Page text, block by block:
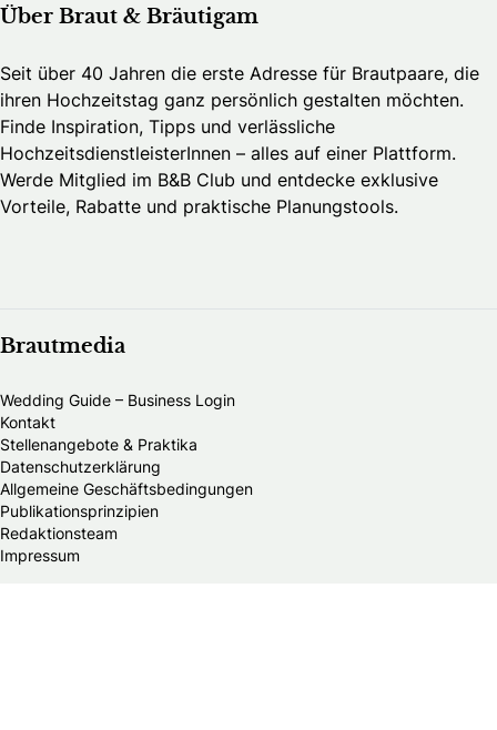
Über Braut & Bräutigam
Seit über 40 Jahren die erste Adresse für Brautpaare, die
ihren Hochzeitstag ganz persönlich gestalten möchten.
Finde Inspiration, Tipps und verlässliche
HochzeitsdienstleisterInnen – alles auf einer Plattform.
Werde Mitglied im B&B Club und entdecke exklusive
Vorteile, Rabatte und praktische Planungstools.
Brautmedia
Wedding Guide – Business Login
Kontakt
Stellenangebote & Praktika
Datenschutzerklärung
Allgemeine Geschäftsbedingungen
Publikationsprinzipien
Redaktionsteam
Impressum